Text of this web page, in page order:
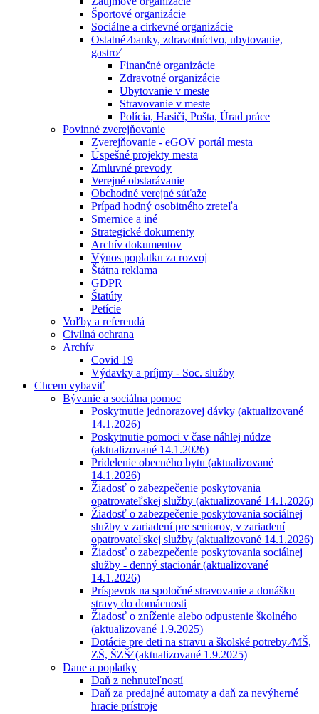
Športové organizácie
Sociálne a cirkevné organizácie
Ostatné ⁄banky, zdravotníctvo, ubytovanie,
gastro⁄
Finančné organizácie
Zdravotné organizácie
Ubytovanie v meste
Stravovanie v meste
Polícia, Hasiči, Pošta, Úrad práce
Povinné zverejňovanie
Zverejňovanie - eGOV portál mesta
Úspešné projekty mesta
Zmluvné prevody
Verejné obstarávanie
Obchodné verejné súťaže
Prípad hodný osobitného zreteľa
Smernice a iné
Strategické dokumenty
Archív dokumentov
Výnos poplatku za rozvoj
Štátna reklama
GDPR
Štatúty
Petície
Voľby a referendá
Civilná ochrana
Archív
Covid 19
Výdavky a príjmy - Soc. služby
Chcem vybaviť
Bývanie a sociálna pomoc
Poskytnutie jednorazovej dávky (aktualizované
14.1.2026)
Poskytnutie pomoci v čase náhlej núdze
(aktualizované 14.1.2026)
Pridelenie obecného bytu (aktualizované
14.1.2026)
Žiadosť o zabezpečenie poskytovania
opatrovateľskej služby (aktualizované 14.1.2026)
Žiadosť o zabezpečenie poskytovania sociálnej
služby v zariadení pre seniorov, v zariadení
opatrovateľskej služby (aktualizované 14.1.2026)
Žiadosť o zabezpečenie poskytovania sociálnej
služby - denný stacionár (aktualizované
14.1.2026)
Príspevok na spoločné stravovanie a donášku
stravy do domácnosti
Žiadosť o zníženie alebo odpustenie školného
(aktualizované 1.9.2025)
Dotácie pre deti na stravu a školské potreby ⁄MŠ,
ZŠ, ŠZŠ⁄ (aktualizované 1.9.2025)
Dane a poplatky
Daň z nehnuteľností
Daň za predajné automaty a daň za nevýherné
hracie prístroje